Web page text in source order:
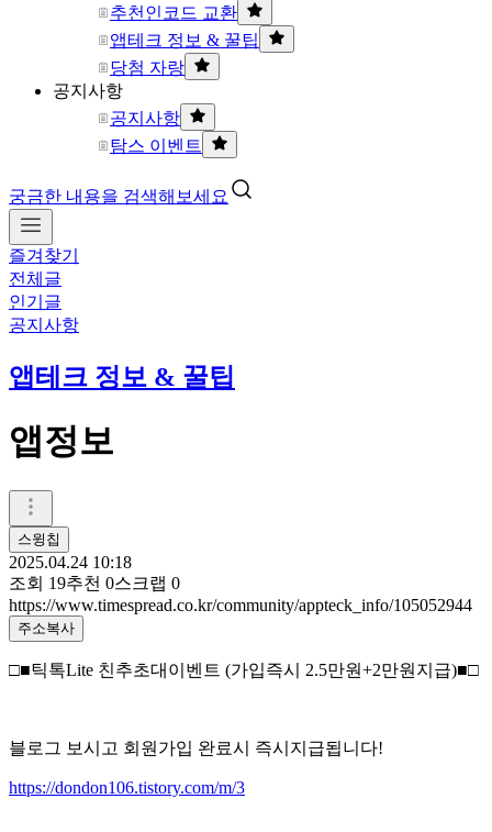
추천인코드 교환
앱테크 정보 & 꿀팁
당첨 자랑
공지사항
공지사항
탐스 이벤트
궁금한 내용을 검색해보세요
즐겨찾기
전체글
인기글
공지사항
앱테크 정보 & 꿀팁
앱정보
스윙칩
2025.04.24 10:18
조회 19추천 0스크랩 0
https://www.timespread.co.kr/community/appteck_info/105052944
주소복사
□■틱톡Lite 친추초대이벤트 (가입즉시 2.5만원+2만원지급)■□
블로그 보시고 회원가입 완료시 즉시지급됩니다!
https://dondon106.tistory.com/m/3